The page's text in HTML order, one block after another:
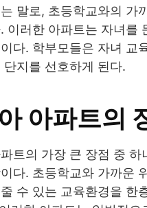
말로, 초등학교와의 가
이러한 아파트는 자녀를
다. 학부모들은 자녀 교
단지를 선호하게 된다.
아파트의
트의 가장 큰 장점 중 하
다. 초등학교와 가까운
수 있는 교육환경을 한